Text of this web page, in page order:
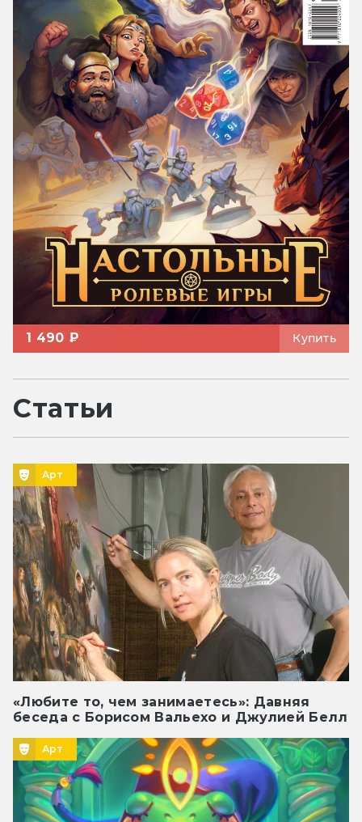
1 490 ₽ Купить
Статьи
Арт
«Любите то, чем занимаетесь»: Давняя
беседа с Борисом Вальехо и Джулией Белл
Арт